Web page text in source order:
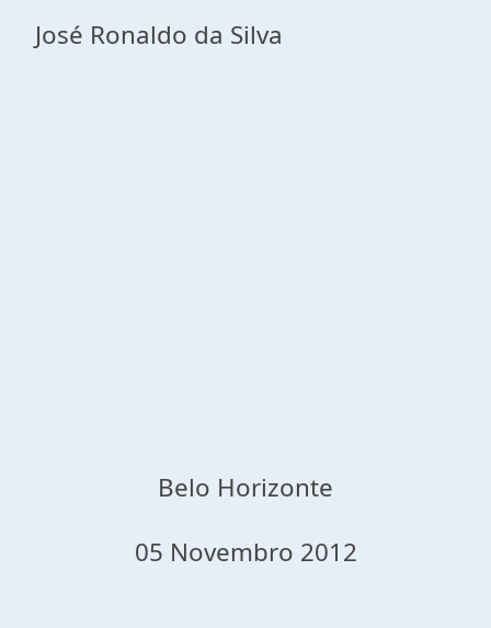
José Ronaldo da Silva
Belo Horizonte
05 Novembro 2012